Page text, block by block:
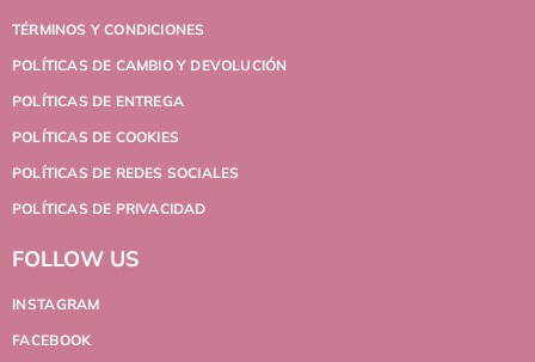
TÉRMINOS Y CONDICIONES
POLÍTICAS DE CAMBIO Y DEVOLUCIÓN
POLÍTICAS DE ENTREGA
POLÍTICAS DE COOKIES
POLÍTICAS DE REDES SOCIALES
POLÍTICAS DE PRIVACIDAD
FOLLOW US
INSTAGRAM
FACEBOOK